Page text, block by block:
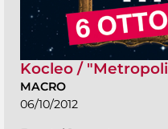
Kocleo /
MACRO
06/10/2012